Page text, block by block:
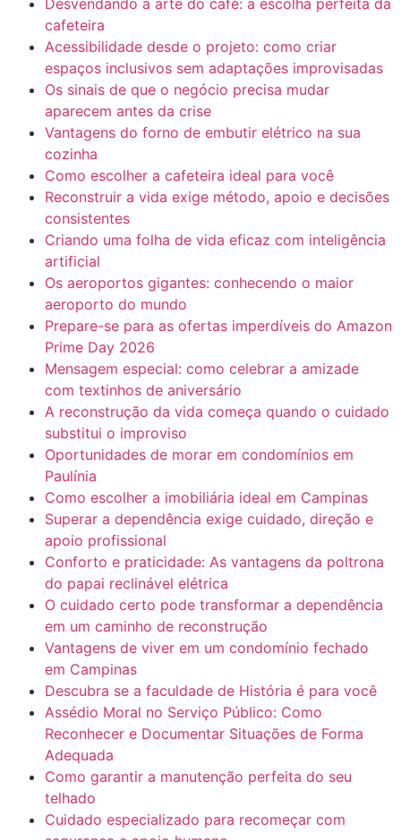
cafeteira
Acessibilidade desde o projeto: como criar
espaços inclusivos sem adaptações improvisadas
Os sinais de que o negócio precisa mudar
aparecem antes da crise
Vantagens do forno de embutir elétrico na sua
cozinha
Como escolher a cafeteira ideal para você
Reconstruir a vida exige método, apoio e decisões
consistentes
Criando uma folha de vida eficaz com inteligência
artificial
Os aeroportos gigantes: conhecendo o maior
aeroporto do mundo
Prepare-se para as ofertas imperdíveis do Amazon
Prime Day 2026
Mensagem especial: como celebrar a amizade
com textinhos de aniversário
A reconstrução da vida começa quando o cuidado
substitui o improviso
Oportunidades de morar em condomínios em
Paulínia
Como escolher a imobiliária ideal em Campinas
Superar a dependência exige cuidado, direção e
apoio profissional
Conforto e praticidade: As vantagens da poltrona
do papai reclinável elétrica
O cuidado certo pode transformar a dependência
em um caminho de reconstrução
Vantagens de viver em um condomínio fechado
em Campinas
Descubra se a faculdade de História é para você
Assédio Moral no Serviço Público: Como
Reconhecer e Documentar Situações de Forma
Adequada
Como garantir a manutenção perfeita do seu
telhado
Cuidado especializado para recomeçar com